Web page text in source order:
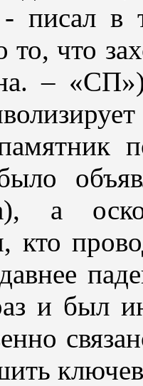
- писал
то, что
–
а
кто
и был